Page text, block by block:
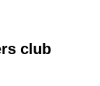
club